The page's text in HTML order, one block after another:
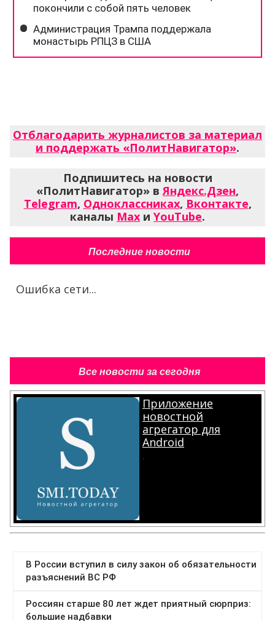
Отблагодарить журналистов за материал
и поддержать «ПолитНавигатор».
Подпишитесь на новости
«ПолитНавигатор» в Яндекс.Дзен,
Telegram, Одноклассниках, Вконтакте,
каналы Max и YouTube.
Последние новости
Ошибка сети...
Все новости за сегодня
Приложение
новостной
агрегатор для
Android
.